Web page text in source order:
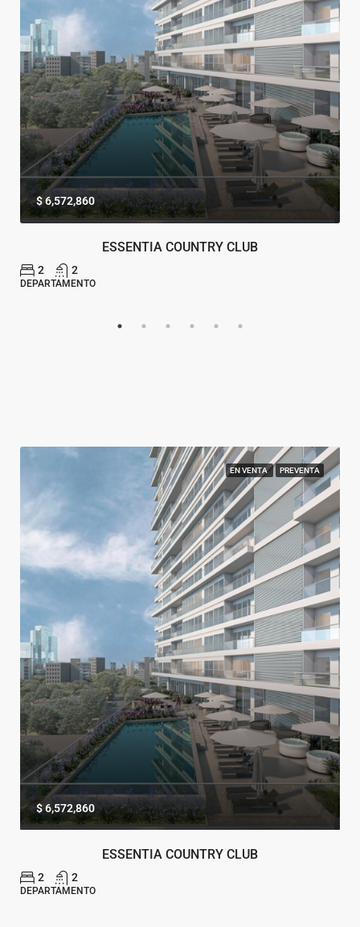
$ 6,572,860
ESSENTIA COUNTRY CLUB
2 2
DEPARTAMENTO
$ 6,572,860
EN VENTA PREVENTA
ESSENTIA COUNTRY CLUB
2 2
DEPARTAMENTO